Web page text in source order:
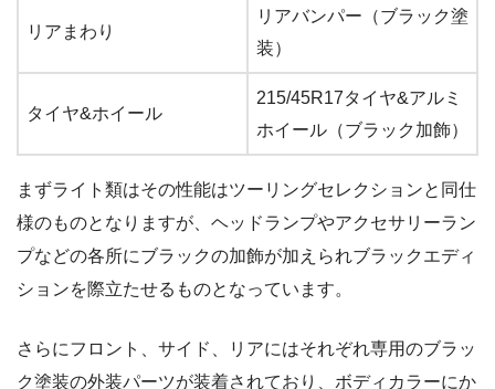
リアまわり
リアバンパー（ブラック塗
装）
タイヤ&ホイール
215/45R17タイヤ&アルミ
ホイール（ブラック加飾）
まずライト類はその性能はツーリングセレクションと同仕
様のものとなりますが、ヘッドランプやアクセサリーラン
プなどの各所にブラックの加飾が加えられブラックエディ
ションを際立たせるものとなっています。
さらにフロント、サイド、リアにはそれぞれ専用のブラッ
ク塗装の外装パーツが装着されており、ボディカラーにか